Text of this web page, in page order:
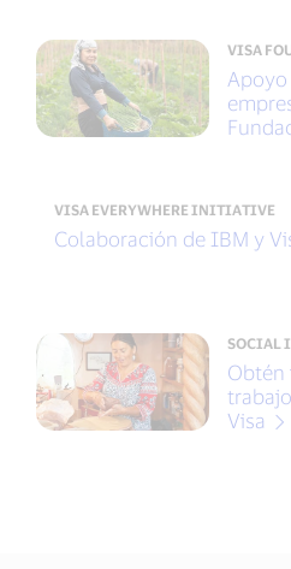
VISA
Apoyo
VISA EVERYWHERE INITIATIVE
Colaboración de IBM y
SOCIAL
Obtén
Visa